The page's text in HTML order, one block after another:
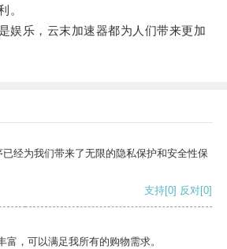
。
乐，云末加速器都为人们带来更加
经为我们带来了无限的隐私保护和安全性保
支持[0] 反对[0]
富，可以满足我所有的购物需求。